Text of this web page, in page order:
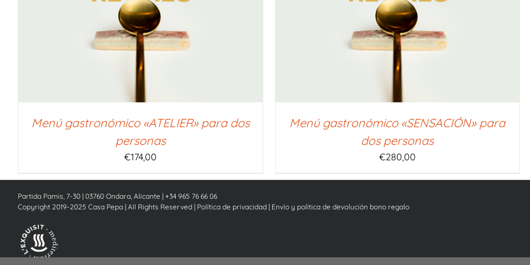
Menú gastronómico «ATELIER» para dos
personas
€174,00
SELECCIONAR IMPORTE
Menú gastronómico «SENSACIÓN» para
dos personas
€280,00
Partida Pamis, 7-30 | 03760 Ondara, Alicante | +34 965 76 66 06
Copyright 2019-2025 Casa Pepa | All Rights Reserved | Política de privacidad | Envío y política de devolución bono regalo